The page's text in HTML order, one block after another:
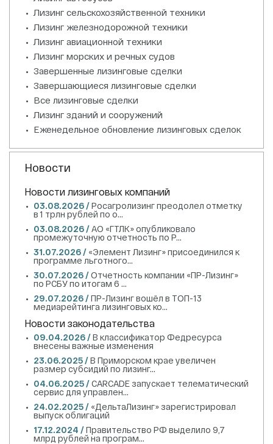
Лизинг сельскохозяйственной техники
Лизинг железнодорожной техники
Лизинг авиационной техники
Лизинг морских и речных судов
Завершенные лизинговые сделки
Завершающиеся лизинговые сделки
Все лизинговые сделки
Лизинг зданий и сооружений
Еженедельное обновление лизинговых сделок
Новости
Новости лизинговых компаний
03.08.2026 /Росагролизинг преодолел отметку
в 1 трлн рублей по о...
03.08.2026 /АО «ГТЛК» опубликовало
промежуточную отчетность по Р...
31.07.2026 / «Элемент Лизинг» присоединился к
программе льготного...
30.07.2026 /Отчетность компании «ПР-Лизинг»
по РСБУ по итогам 6 ...
29.07.2026 /ПР-Лизинг вошёл в ТОП-13
медиарейтинга лизинговых ко...
Новости законодательства
09.04.2026 /В классификатор Федресурса
внесены важные изменения
23.06.2025 /В Приморском крае увеличен
размер субсидий по лизинг...
04.06.2025 /CARCADE запускает телематический
сервис для управлен...
24.02.2025 / «ДельтаЛизинг» зарегистрировал
выпуск облигаций
17.12.2024 /Правительство РФ выделило 9,7
млрд рублей на програм...